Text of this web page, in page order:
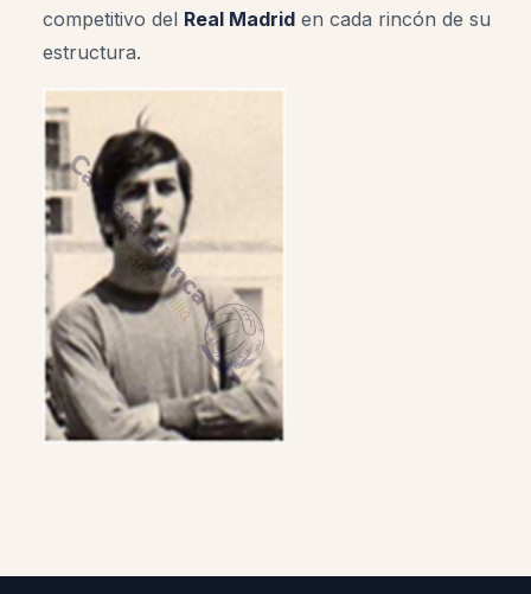
competitivo del Real Madrid en cada rincón de su
estructura.